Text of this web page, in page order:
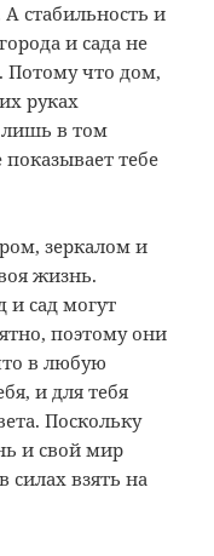
стабильность и
и сада не
Потому что дом,
руках
лишь в том
тебе
зеркалом и
жизнь.
и сад могут
поэтому они
в любую
и для тебя
Поскольку
и свой мир
силах взять на